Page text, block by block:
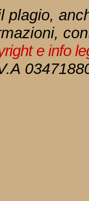
plagio,
e info